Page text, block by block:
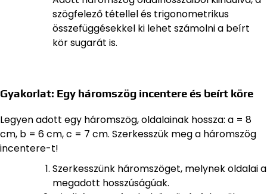
szögfelező tétellel és trigonometrikus
összefüggésekkel ki lehet számolni a beírt
kör sugarát is.
Gyakorlat: Egy háromszög incentere és beírt köre
Legyen adott egy háromszög, oldalainak hossza: a = 8
cm, b = 6 cm, c = 7 cm. Szerkesszük meg a háromszög
incentere-t!
Szerkesszünk háromszöget, melynek oldalai a
megadott hosszúságúak.